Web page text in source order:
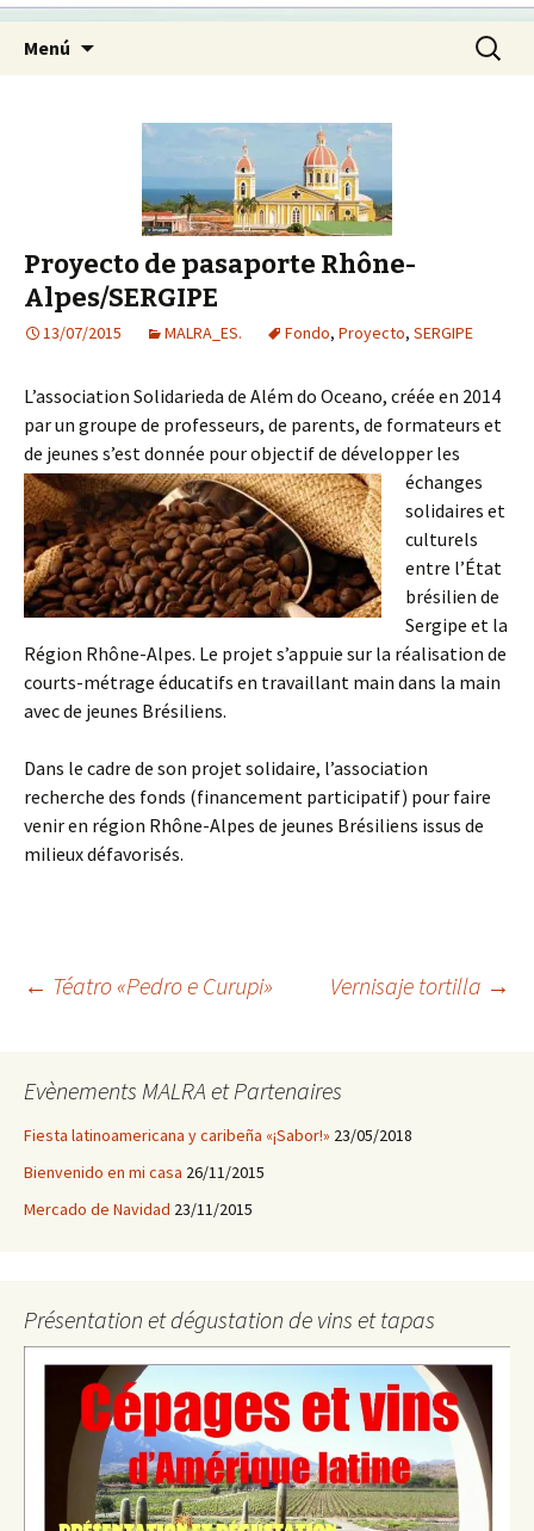
Menú Buscar:
Proyecto de pasaporte Rhône-
Alpes/SERGIPE
13/07/2015 MALRA_ES. Fondo, Proyecto, SERGIPE
L’association Solidarieda de Além do Oceano, créée en 2014
par un groupe de professeurs, de parents, de formateurs et
de jeunes s’est donnée pour objectif de développer les
échanges
solidaires et
culturels
entre l’État
brésilien de
Sergipe et la
Région Rhône-Alpes. Le projet s’appuie sur la réalisation de
courts-métrage éducatifs en travaillant main dans la main
avec de jeunes Brésiliens.
Dans le cadre de son projet solidaire, l’association
recherche des fonds (financement participatif) pour faire
venir en région Rhône-Alpes de jeunes Brésiliens issus de
milieux défavorisés.
a
la
← Téatro «Pedro e Curupi» Vernisaje tortilla →
Evènements MALRA et Partenaires
Fiesta latinoamericana y caribeña «¡Sabor!» 23/05/2018
Bienvenido en mi casa 26/11/2015
Mercado de Navidad 23/11/2015
Présentation et dégustation de vins et tapas